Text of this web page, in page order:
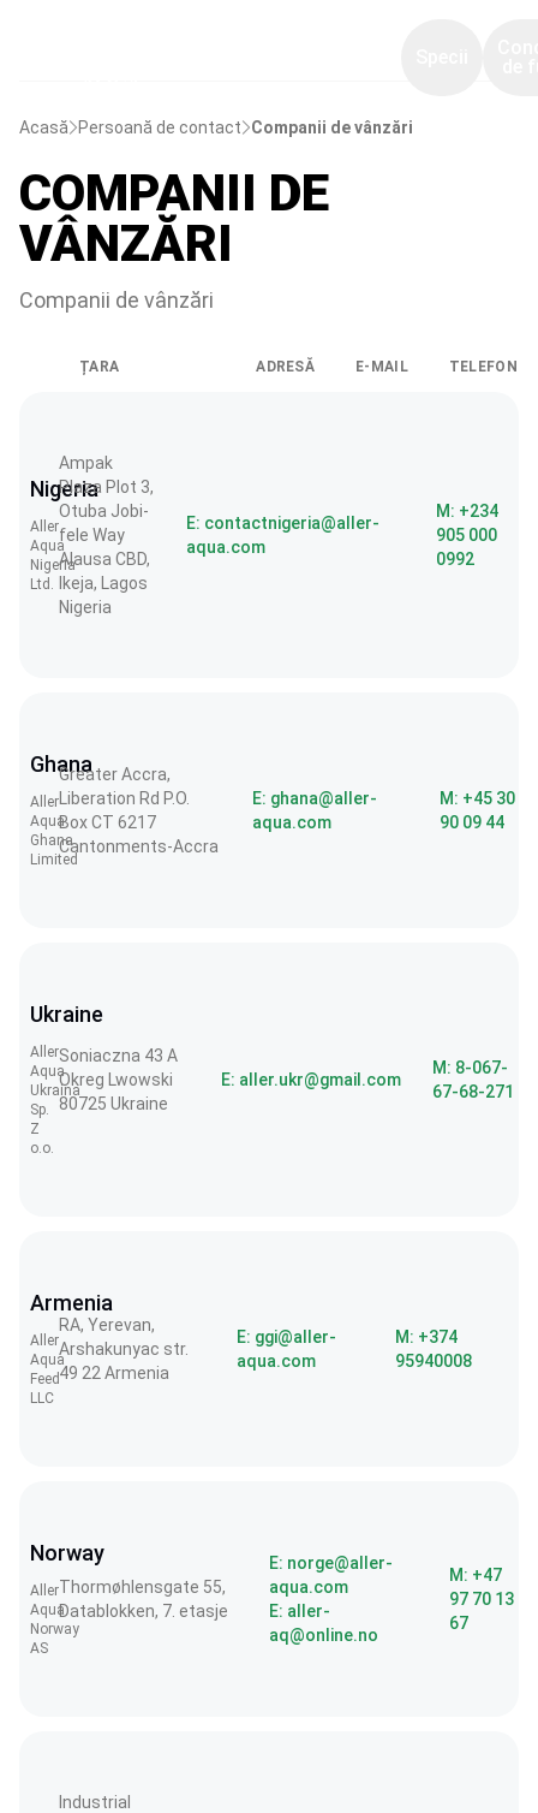
Acasă Persoană de contact Companii de vânzări
COMPANII DE
VÂNZĂRI
Companii de vânzări
ȚARA ADRESĂ E-MAIL TELEFON
Nigeria
Aller
Aqua
Nigeria
Ltd.
Ampak
Plaza Plot 3,
Otuba Jobi-
fele Way
Alausa CBD,
Ikeja, Lagos
Nigeria
E: contactnigeria@aller-
aqua.com
M: +234
905 000
0992
Ghana
Aller
Aqua
Ghana
Limited
Greater Accra,
Liberation Rd P.O.
Box CT 6217
Cantonments-Accra
E: ghana@aller-
aqua.com
M: +45 30
90 09 44
Ukraine
Aller
Aqua
Ukraina
Sp.
Z
o.o.
Soniaczna 43 A
Okreg Lwowski
80725 Ukraine
E: aller.ukr@gmail.com
M: 8-067-
67-68-271
Armenia
Aller
Aqua
Feed
LLC
RA, Yerevan,
Arshakunyac str.
49 22 Armenia
E: ggi@aller-
aqua.com
M: +374
95940008
Norway
Aller
Aqua
Norway
AS
Thormøhlensgate 55,
Datablokken, 7. etasje
E: norge@aller-
aqua.com
E: aller-
aq@online.no
M: +47
97 70 13
67
Industrial